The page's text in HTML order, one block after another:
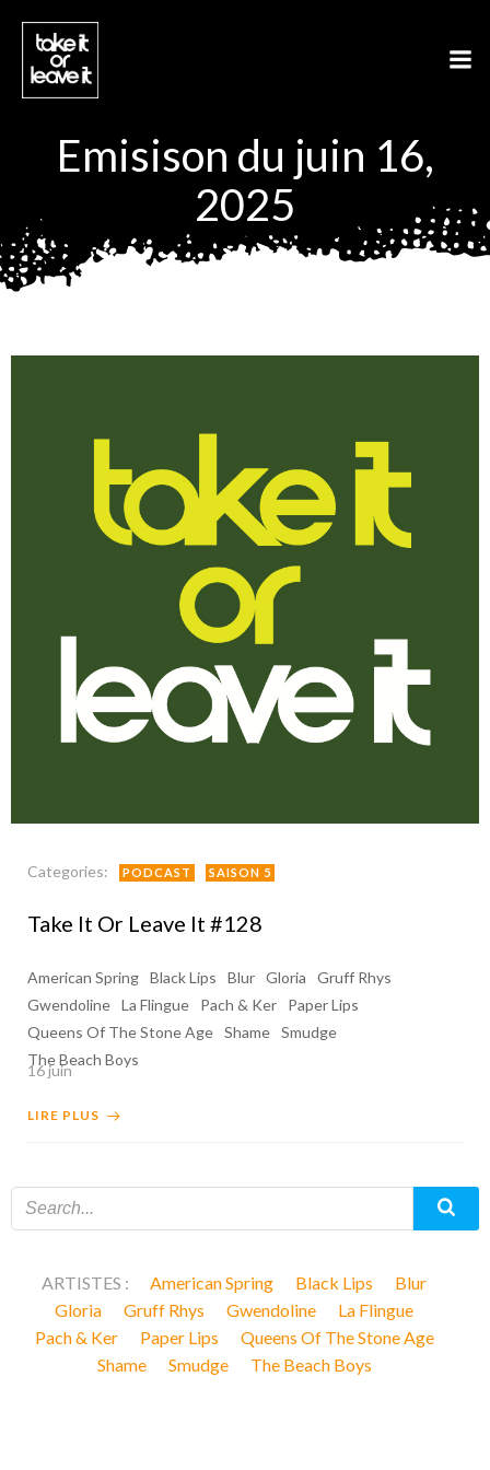
Emisison du juin 16,
2025
Categories: PODCAST SAISON 5
Take It Or Leave It #128
American Spring Black Lips Blur Gloria
Gruff Rhys
Gwendoline La Flingue Pach & Ker
Paper Lips
Queens Of The Stone Age Shame Smudge
The Beach Boys
16 juin
LIRE PLUS
ARTISTES : American Spring Black Lips
Blur
Gloria
Gruff Rhys Gwendoline
La Flingue
Pach & Ker
Paper Lips
Queens Of The Stone Age
Shame
Smudge The Beach Boys